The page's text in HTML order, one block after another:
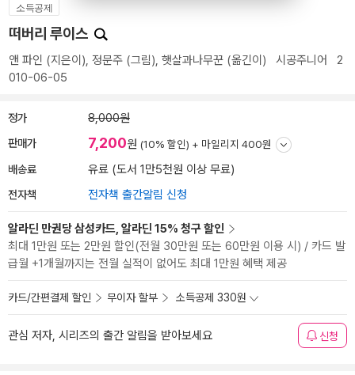
소득공제
떠버리 루이스
앤 파인 (지은이), 정문주 (그림), 햇살과나무꾼 (옮긴이) 시공주니어
2
010-06-05
정가 8,000원
판매가 7,200원 (10% 할인) + 마일리지 400원
배송료 유료 (도서 1만5천원 이상 무료)
전자책 전자책 출간알림 신청
알라딘 만권당 삼성카드, 알라딘 15% 청구 할인
최대 1만원 또는 2만원 할인(전월 30만원 또는 60만원 이용 시) / 카드 발
급월 +1개월까지는 전월 실적이 없어도 최대 1만원 혜택 제공
카드/간편결제 할인 무이자 할부 소득공제 330원
관심 저자, 시리즈의 출간 알림을 받아보세요 신청